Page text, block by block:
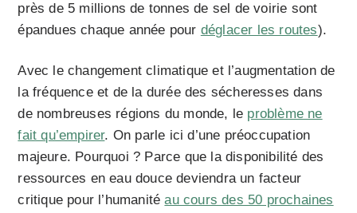
près de 5 millions de tonnes de sel de voirie sont
épandues chaque année pour déglacer les routes).
Avec le changement climatique et l’augmentation de
la fréquence et de la durée des sécheresses dans
de nombreuses régions du monde, le problème ne
fait qu’empirer. On parle ici d’une préoccupation
majeure. Pourquoi ? Parce que la disponibilité des
ressources en eau douce deviendra un facteur
critique pour l’humanitéau cours des 50 prochaines